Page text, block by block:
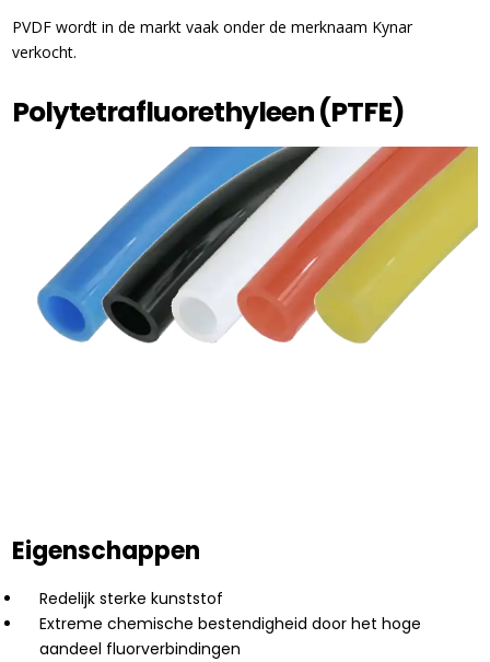
PVDF wordt in de markt vaak onder de merknaam Kynar
verkocht.
Polytetrafluorethyleen (PTFE)
Eigenschappen
Redelijk sterke kunststof
Extreme chemische bestendigheid door het hoge
aandeel fluorverbindingen